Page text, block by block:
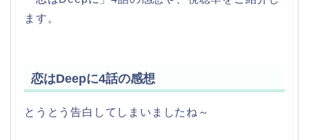
ます。
恋はDeepに4話の感想
とうとう告白してしまいましたね～